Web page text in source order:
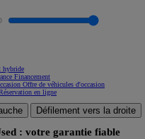
hybride
Financement
Offre de véhicules d'occasion
en ligne
Défilement vers la droite
: votre garantie fiable